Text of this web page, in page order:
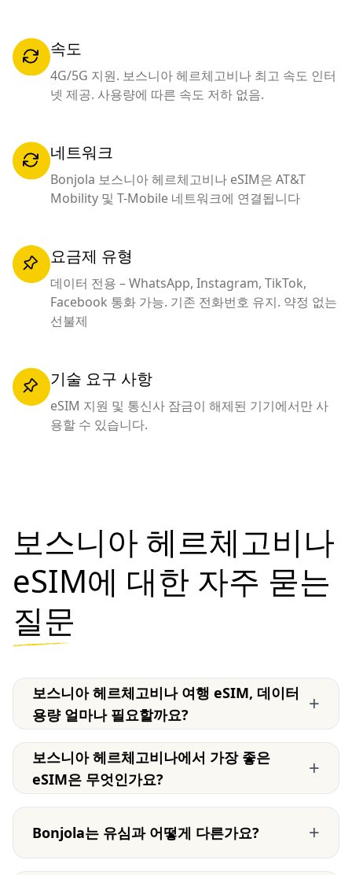
속도
4G/5G 지원. 보스니아 헤르체고비나 최고 속도 인터
넷 제공. 사용량에 따른 속도 저하 없음.
네트워크
Bonjola 보스니아 헤르체고비나 eSIM은 AT&T
Mobility 및 T-Mobile 네트워크에 연결됩니다
요금제 유형
데이터 전용 – WhatsApp, Instagram, TikTok,
Facebook 통화 가능. 기존 전화번호 유지. 약정 없는
선불제
기술 요구 사항
eSIM 지원 및 통신사 잠금이 해제된 기기에서만 사
용할 수 있습니다.
보스니아 헤르체고비나
eSIM에 대한 자주 묻는
질문
보스니아 헤르체고비나 여행 eSIM, 데이터
용량 얼마나 필요할까요?
+
보스니아 헤르체고비나에서 가장 좋은
eSIM은 무엇인가요?
+
Bonjola는 유심과 어떻게 다른가요? +